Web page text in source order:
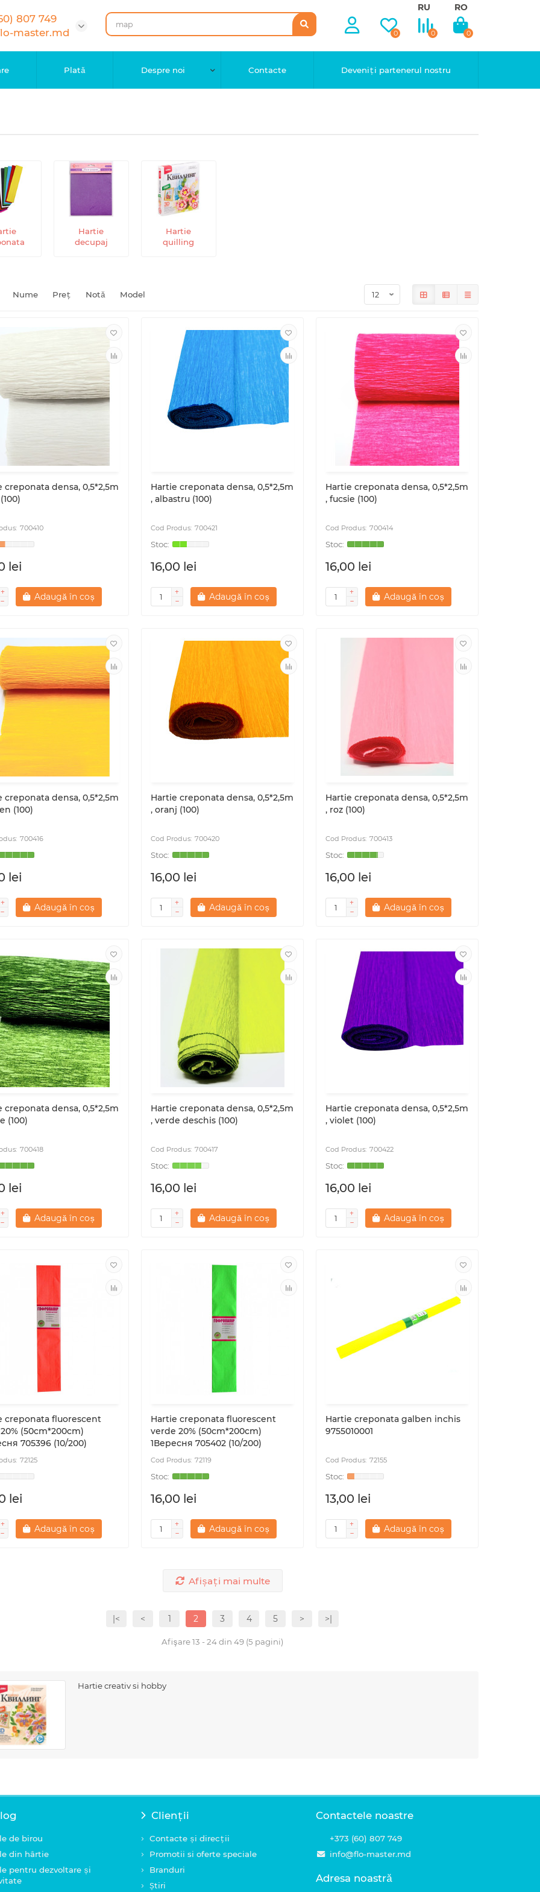
807 749
master.md
0
RU
0
RO
0
Plată Despre noi Contacte Deveniți partenerul nostru
Hartie
decupaj
Hartie
quilling
Nume Preţ Notă Model
creponata densa, 0,5*2,5m
700410
lei
Adaugă în coș
Hartie creponata densa, 0,5*2,5m
, albastru (100)
700421
16,00 lei
Adaugă în coș
Hartie creponata densa, 0,5*2,5m
, fucsie (100)
700414
16,00 lei
Adaugă în coș
creponata densa, 0,5*2,5m
(100)
700416
lei
Adaugă în coș
Hartie creponata densa, 0,5*2,5m
, oranj (100)
700420
16,00 lei
Adaugă în coș
Hartie creponata densa, 0,5*2,5m
, roz (100)
700413
16,00 lei
Adaugă în coș
creponata densa, 0,5*2,5m
(100)
700418
lei
Adaugă în coș
Hartie creponata densa, 0,5*2,5m
, verde deschis (100)
700417
16,00 lei
Adaugă în coș
Hartie creponata densa, 0,5*2,5m
, violet (100)
700422
16,00 lei
Adaugă în coș
creponata fluorescent
(50cm*200cm)
705396 (10/200)
72125
lei
Adaugă în coș
Hartie creponata fluorescent
verde 20% (50cm*200cm)
1Вересня 705402 (10/200)
72119
16,00 lei
Adaugă în coș
Hartie creponata galben inchis
9755010001
72155
13,00 lei
Adaugă în coș
Afișați mai multe
|< < 1 2 3 4 5 > >|
Afişare 13 - 24 din 49 (5 pagini)
Hartie creativ si hobby
de birou
din hârtie
pentru dezvoltare și
Clienții
Contacte și direcții
Promotii si oferte speciale
Branduri
Știri
Contactele noastre
+373 (60) 807 749
info@flo-master.md
Adresa noastră